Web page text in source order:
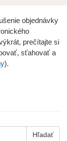
objednávky
prečítajte si
sťahovať a
).